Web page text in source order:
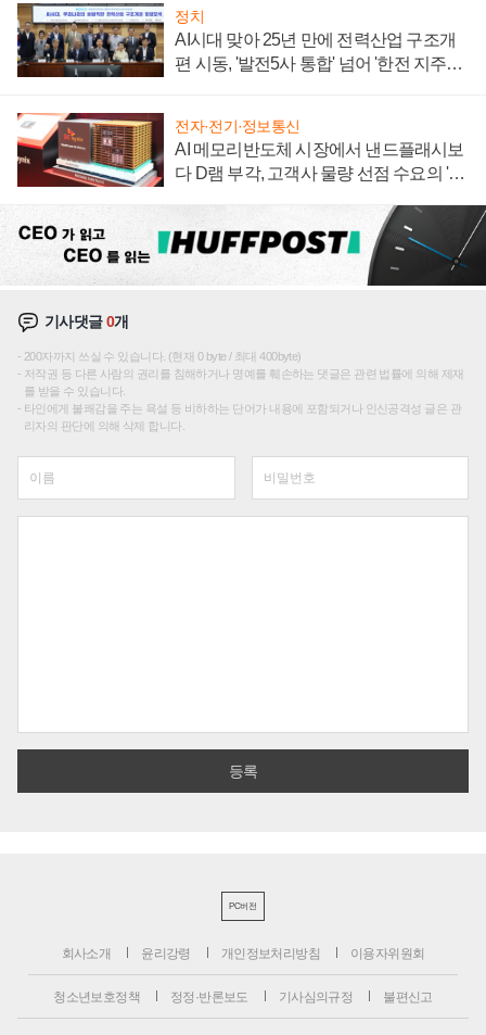
정치
AI시대 맞아 25년 만에 전력산업 구조개
편 시동, '발전5사 통합' 넘어 '한전 지주사'
전자·전기·정보통신
AI 메모리반도체 시장에서 낸드플래시보
다 D램 부각, 고객사 물량 선점 수요의 '우
기사댓글0개
200자까지 쓰실 수 있습니다. (현재 0 byte / 최대 400byte)
저작권 등 다른 사람의 권리를 침해하거나 명예를 훼손하는 댓글은 관련 법률에 의해 제재
를 받을 수 있습니다.
타인에게 불쾌감을 주는 욕설 등 비하하는 단어가 내용에 포함되거나 인신공격성 글은 관
리자의 판단에 의해 삭제 합니다.
PC버전
회사소개 윤리강령 개인정보처리방침 이용자위원회
청소년보호정책 정정·반론보도 기사심의규정 불편신고